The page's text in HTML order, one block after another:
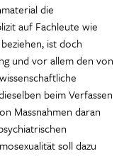
die
auf Fachleute wie
ist doch
und vor allem den von
beim Verfassen
Massnahmen daran
soll dazu